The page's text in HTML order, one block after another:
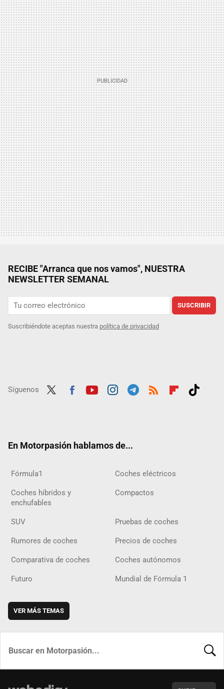
RECIBE "Arranca que nos vamos", NUESTRA
NEWSLETTER SEMANAL
SUSCRIBIR
Suscribiéndote aceptas nuestra política de privacidad
Síguenos
En Motorpasión hablamos de...
Fórmula1 Coches eléctricos
Coches híbridos y
enchufables
Compactos
SUV Pruebas de coches
Rumores de coches Precios de coches
Comparativa de coches Coches autónomos
Futuro Mundial de Fórmula 1
VER MÁS TEMAS